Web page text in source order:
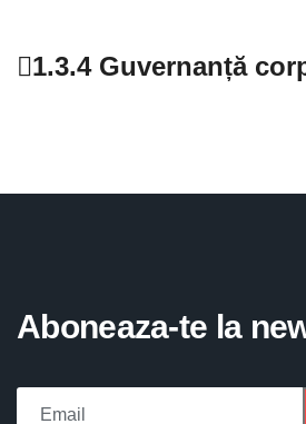
1.3.4 Guvernanță
Aboneaza-te la